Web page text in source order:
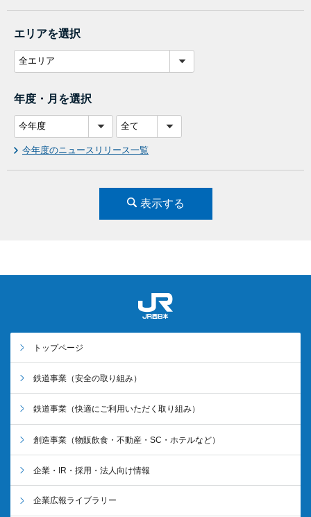
エリアを選択
年度・月を選択
今年度のニュースリリース一覧
表示する
トップページ
鉄道事業 （安全の取り組み）
鉄道事業 （快適にご利用いただく取り組み）
創造事業 （物販飲食・不動産・SC・ホテルなど）
企業・IR・採用・法人向け情報
企業広報ライブラリー